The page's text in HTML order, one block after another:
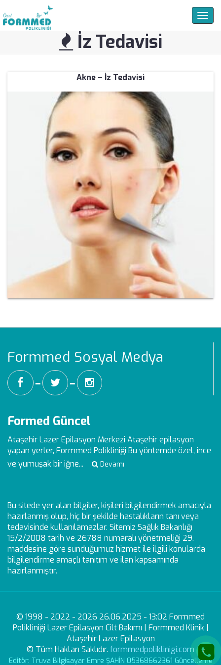
İz Tedavisi
Akne – İz Tedavisi
Formmed Sosyal Medya
━ ━
Formed Güncel
Ataşehir Lazer Epilasyon Merkezi Ataşehir epilasyon
yapan yerler, Formmed Polikliniği Bu yöntemde özel, ince
ve yumuşak bir iğne...
Devamı
Bu sitede yer alan bilgiler, kişileri bilgilendirmek amacıyla
hazırlanmış olup, hiç bir şekilde hastalıkların tanı veya
tedavisinde kullanılamazlar. Sitemiz Sağlık Bakanlığı
15/2/2008 tarih ve 26788 numaralı yönetmeliği 29.
maddesine göre sunduğumuz hizmet ile ilgili konularda
bilgilendirme amaçlı tanıtım ve ilan kapsamında
hazırlanmıştır.
© 1998 - 2022 - 2026 26.06.2025 - 13:02 Formmed
Polikliniği Lazer Epilasyon Cilt Bakımı | Formmed Klinik |
Ataşehir Lazer Epilasyon
© Tüm Hakları Saklıdır. formmedpoliklinigi.com
Editör: Truva Bilgisayar Emre ŞAHİN 05368662361 Güncelleme